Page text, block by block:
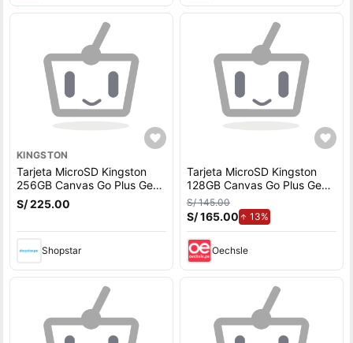
KINGSTON
Tarjeta MicroSD Kingston
256GB Canvas Go Plus Gen
4 200Mbps A2 U3
S/ 225.00
Shopstar
Tarjeta MicroSD Kingston
128GB Canvas Go Plus Gen
4 200Mbps A2 U3
S/ 145.00
S/ 165.00 13%de aumento.
Oechsle